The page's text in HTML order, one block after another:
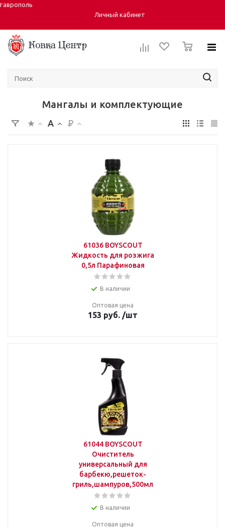
Личный кабинет
Мангалы и комплектующие
61036 BOYSCOUT
Жидкость для розжига
0,5л Парафиновая
В наличии
Оптовая цена
153 руб. /шт
61044 BOYSCOUT
Очиститель
универсальный для
барбекю,решеток-
гриль,шампуров,500мл
В наличии
Оптовая цена